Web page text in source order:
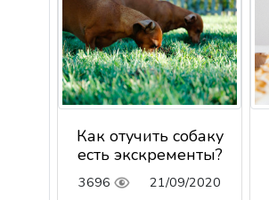
Как отучить собаку
есть экскременты?
3696 21/09/2020